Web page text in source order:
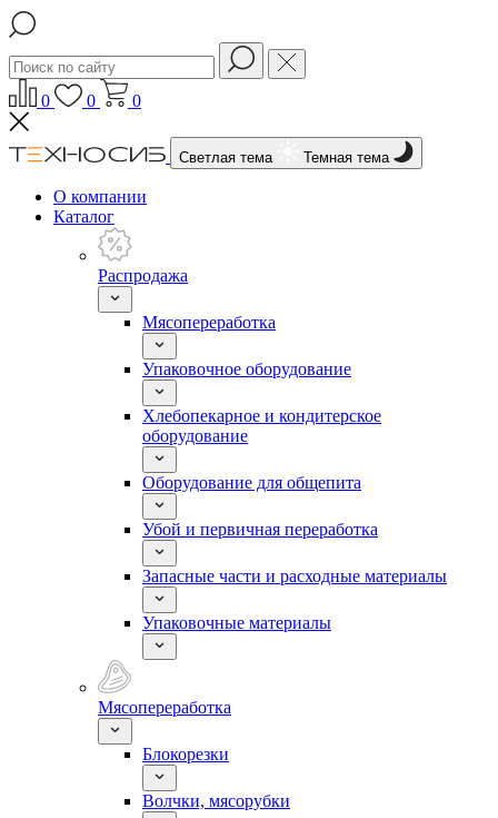
0 0 0
Светлая тема Темная тема
О компании
Каталог
Распродажа
Мясопереработка
Упаковочное оборудование
Хлебопекарное и кондитерское
оборудование
Оборудование для общепита
Убой и первичная переработка
Запасные части и расходные материалы
Упаковочные материалы
Мясопереработка
Блокорезки
Волчки, мясорубки